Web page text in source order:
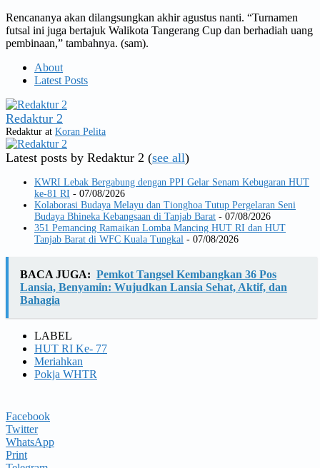
Rencananya akan dilangsungkan akhir agustus nanti. “Turnamen
futsal ini juga bertajuk Walikota Tangerang Cup dan berhadiah uang
pembinaan,” tambahnya. (sam).
About
Latest Posts
Redaktur 2
Redaktur at Koran Pelita
Latest posts by Redaktur 2 (see all)
KWRI Lebak Bergabung dengan PPI Gelar Senam Kebugaran HUT
ke-81 RI - 07/08/2026
Kolaborasi Budaya Melayu dan Tionghoa Tutup Pergelaran Seni
Budaya Bhineka Kebangsaan di Tanjab Barat - 07/08/2026
351 Pemancing Ramaikan Lomba Mancing HUT RI dan HUT
Tanjab Barat di WFC Kuala Tungkal - 07/08/2026
BACA JUGA: Pemkot Tangsel Kembangkan 36 Pos
Lansia, Benyamin: Wujudkan Lansia Sehat, Aktif, dan
Bahagia
LABEL
HUT RI Ke- 77
Meriahkan
Pokja WHTR
Facebook
Twitter
WhatsApp
Print